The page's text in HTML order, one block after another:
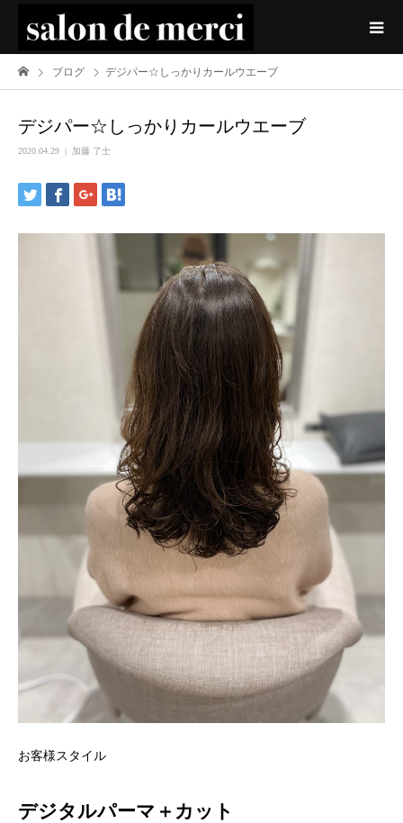
ブログ デジパー☆しっかりカールウエーブ
デジパー☆しっかりカールウエーブ
2020.04.29 加藤 了士
お客様スタイル
デジタルパーマ＋カット